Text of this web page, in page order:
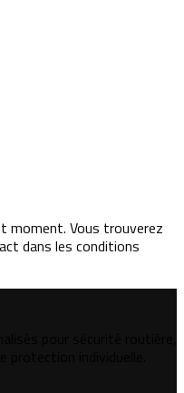
moment. Vous trouverez
dans les conditions